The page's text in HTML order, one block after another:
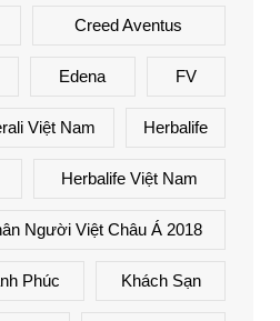
Creed Aventus
Edena FV
Việt Nam Herbalife
Herbalife Việt Nam
Người Việt Châu Á 2018
Phúc Khách Sạn